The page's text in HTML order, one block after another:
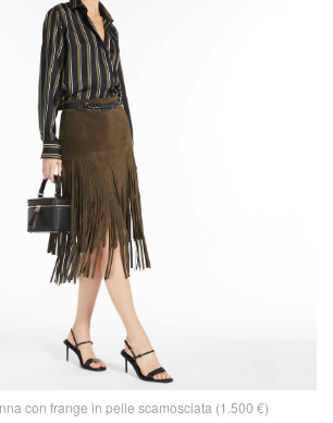
con frange in pelle scamosciata (1.500 €)